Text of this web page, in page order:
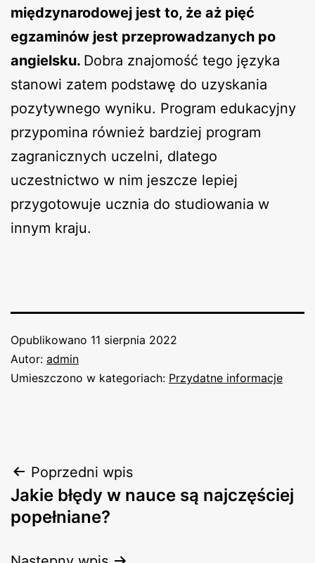
międzynarodowej jest to, że aż pięć
egzaminów jest przeprowadzanych po
angielsku. Dobra znajomość tego języka
stanowi zatem podstawę do uzyskania
pozytywnego wyniku. Program edukacyjny
przypomina również bardziej program
zagranicznych uczelni, dlatego
uczestnictwo w nim jeszcze lepiej
przygotowuje ucznia do studiowania w
innym kraju.
Opublikowano 11 sierpnia 2022
Autor: admin
Umieszczono w kategoriach: Przydatne informacje
Nawigacja
wpisu
Poprzedni wpis
Jakie błędy w nauce są najczęściej
popełniane?